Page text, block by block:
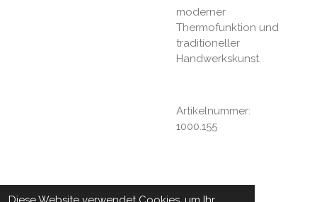
moderner
Thermofunktion und
traditioneller
Handwerkskunst.
Artikelnummer:
1000.155